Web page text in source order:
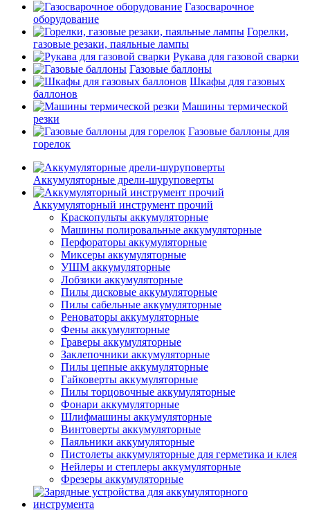
Газосварочное
оборудование
Горелки,
газовые резаки, паяльные лампы
Рукава для газовой сварки
Газовые баллоны
Шкафы для газовых
баллонов
Машины термической
резки
Газовые баллоны для
горелок
Аккумуляторные дрели-шуруповерты
Аккумуляторный инструмент прочий
Краскопульты аккумуляторные
Машины полировальные аккумуляторные
Перфораторы аккумуляторные
Миксеры аккумуляторные
УШМ аккумуляторные
Лобзики аккумуляторные
Пилы дисковые аккумуляторные
Пилы сабельные аккумуляторные
Реноваторы аккумуляторные
Фены аккумуляторные
Граверы аккумуляторные
Заклепочники аккумуляторные
Пилы цепные аккумуляторные
Гайковерты аккумуляторные
Пилы торцовочные аккумуляторные
Фонари аккумуляторные
Шлифмашины аккумуляторные
Винтоверты аккумуляторные
Паяльники аккумуляторные
Пистолеты аккумуляторные для герметика и клея
Нейлеры и степлеры аккумуляторные
Фрезеры аккумуляторные